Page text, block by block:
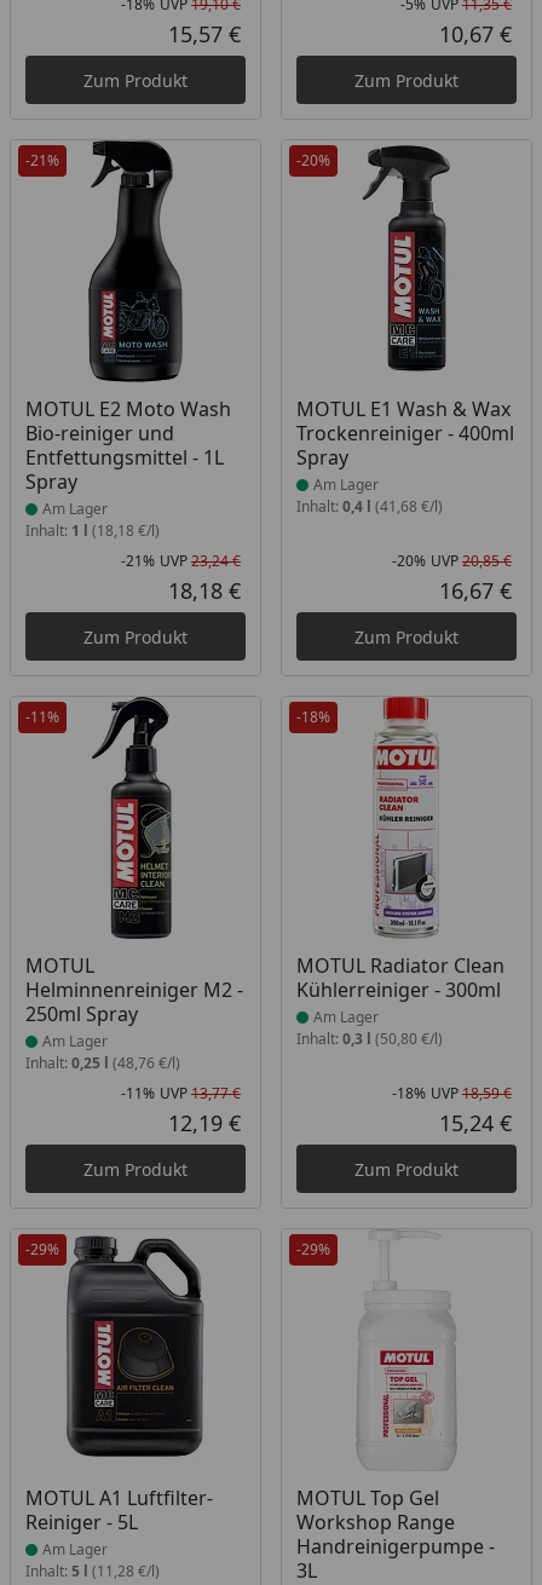
Rabatt in Prozent
-18%
Ursprünglicher Preis
UVP19,10 €
Aktueller Preis
15,57 €
Zum Produkt
-5% UVP11,35 €
10,67 €
Zum Produkt
-21%
MOTUL E2 Moto Wash
Bio-reiniger und
Entfettungsmittel - 1L
Spray
Produkt am Lager
Am Lager
Inhalt: 1 l (18,18 €/l)
Rabatt in Prozent
-21%
Ursprünglicher Preis
UVP23,24 €
Aktueller Preis
18,18 €
Zum Produkt
-20%
MOTUL E1 Wash & Wax
Trockenreiniger - 400ml
Spray
Produkt am Lager
Am Lager
Inhalt: 0,4 l (41,68 €/l)
-20% UVP20,85 €
16,67 €
Zum Produkt
-11%
MOTUL
Helminnenreiniger M2 -
250ml Spray
Produkt am Lager
Am Lager
Inhalt: 0,25 l (48,76 €/l)
Rabatt in Prozent
-11%
Ursprünglicher Preis
UVP13,77 €
Aktueller Preis
12,19 €
Zum Produkt
-18%
MOTUL Radiator Clean
Kühlerreiniger - 300ml
Produkt am Lager
Am Lager
Inhalt: 0,3 l (50,80 €/l)
-18% UVP18,59 €
15,24 €
Zum Produkt
-29%
MOTUL A1 Luftfilter-
Reiniger - 5L
Produkt am Lager
Am Lager
Inhalt: 5 l (11,28 €/l)
-29%
MOTUL Top Gel
Workshop Range
Handreinigerpumpe -
3L
Produkt am Lager